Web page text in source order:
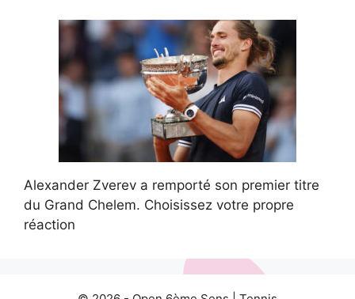
Alexander Zverev a remporté son premier titre
du Grand Chelem. Choisissez votre propre
réaction